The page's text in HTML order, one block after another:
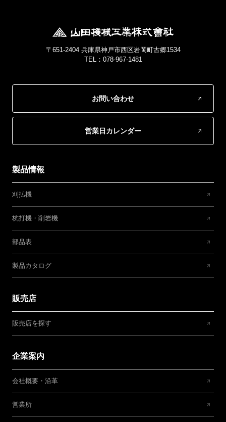
〒651-2404 兵庫県神戸市西区岩岡町古郷1534
TEL：078-967-1481
お問い合わせ
営業日カレンダー
製品情報
刈払機
杭打機・削岩機
部品表
製品カタログ
販売店
販売店を探す
企業案内
会社概要・沿革
営業所